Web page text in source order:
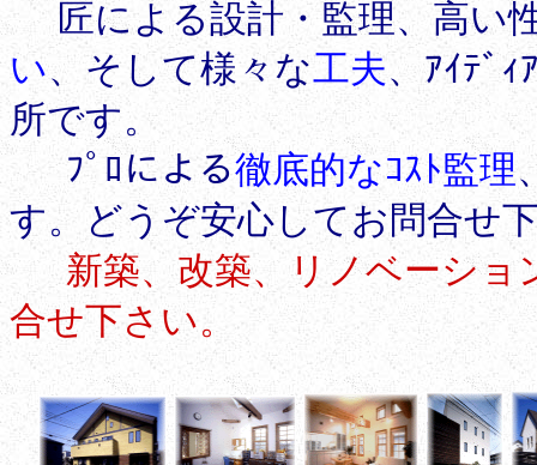
匠による設計・監理、 高い
い、そして様々な工夫、ｱｲﾃﾞ
所です。
ﾌﾟﾛによる徹底的なｺｽﾄ監理
す。どうぞ安心してお問合せ
新築、改築、リノベーショ
合せ下さい。